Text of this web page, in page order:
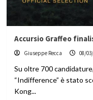
Accursio Graffeo
Giuseppe Recca 08/
Su oltre 700
“Indifference” è stato
Kong...